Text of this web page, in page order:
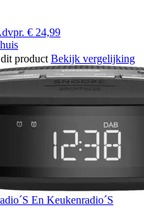
€ 24,99
product Bekijk vergelijking
En Keukenradio´S